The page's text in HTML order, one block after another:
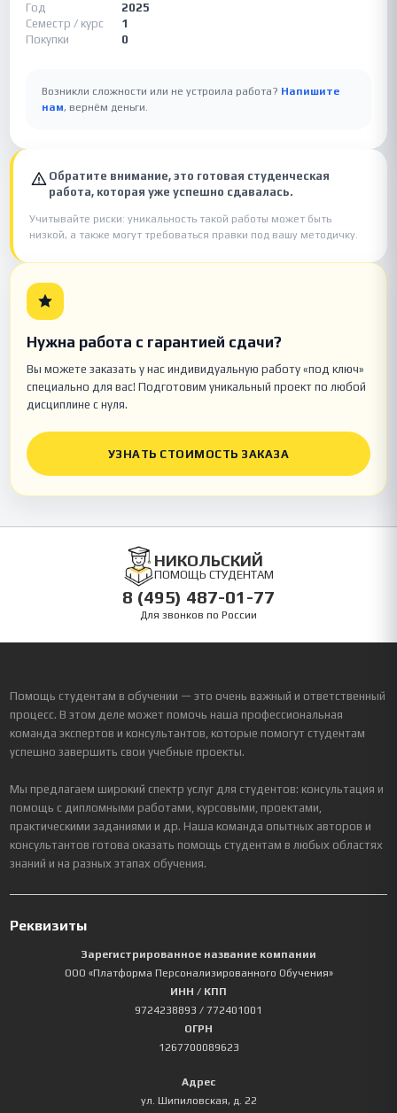
Год
2025
Семестр / курс
1
Покупки
0
Возникли сложности или не устроила работа? Напишите
нам, вернём деньги.
Обратите внимание, это готовая студенческая
работа, которая уже успешно сдавалась.
Учитывайте риски: уникальность такой работы может быть
низкой, а также могут требоваться правки под вашу методичку.
Нужна работа с гарантией сдачи?
Вы можете заказать у нас индивидуальную работу «под ключ»
специально для вас! Подготовим уникальный проект по любой
дисциплине с нуля.
УЗНАТЬ СТОИМОСТЬ ЗАКАЗА
НИКОЛЬСКИЙ
ПОМОЩЬ СТУДЕНТАМ
8 (495) 487-01-77
Для звонков по России
Помощь студентам в обучении — это очень важный и ответственный
процесс. В этом деле может помочь наша профессиональная
команда экспертов и консультантов, которые помогут студентам
успешно завершить свои учебные проекты.
Мы предлагаем широкий спектр услуг для студентов: консультация и
помощь с дипломными работами, курсовыми, проектами,
практическими заданиями и др. Наша команда опытных авторов и
консультантов готова оказать помощь студентам в любых областях
знаний и на разных этапах обучения.
Реквизиты
Зарегистрированное название компании
ООО «Платформа Персонализированного Обучения»
ИНН / КПП
9724238893 / 772401001
ОГРН
1267700089623
Адрес
ул. Шипиловская, д. 22